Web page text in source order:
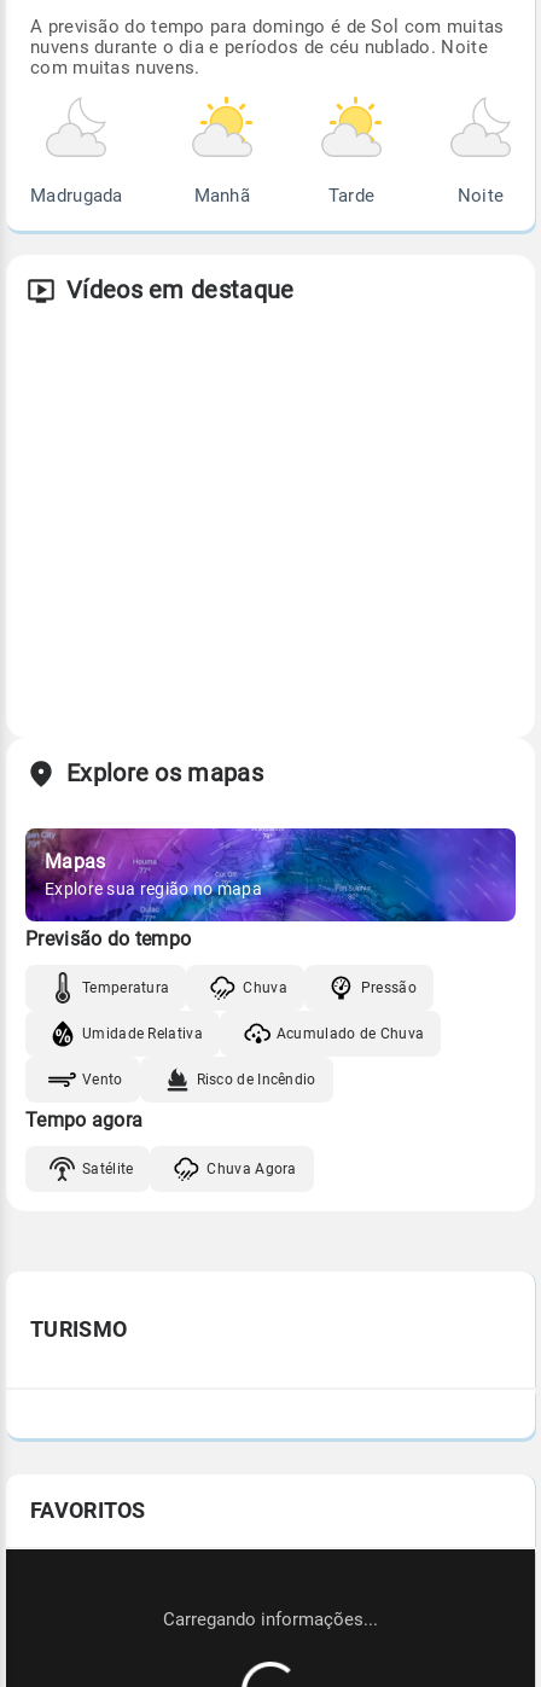
A previsão do tempo para domingo é de Sol com muitas
nuvens durante o dia e períodos de céu nublado. Noite
com muitas nuvens.
Madrugada Manhã Tarde Noite
Vídeos em destaque
Explore os mapas
Mapas
Explore sua região no mapa
Previsão do tempo
Temperatura Chuva Pressão
Umidade Relativa Acumulado de Chuva
Vento Risco de Incêndio
Tempo agora
Satélite Chuva Agora
TURISMO
FAVORITOS